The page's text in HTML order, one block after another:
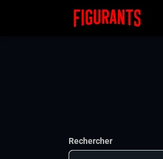
Rechercher